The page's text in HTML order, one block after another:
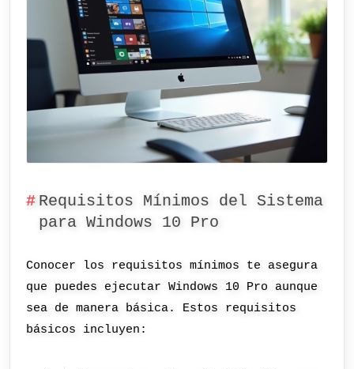
Requisitos Mínimos del Sistema
para Windows 10 Pro
Conocer los requisitos mínimos te asegura
que puedes ejecutar Windows 10 Pro aunque
sea de manera básica. Estos requisitos
básicos incluyen: